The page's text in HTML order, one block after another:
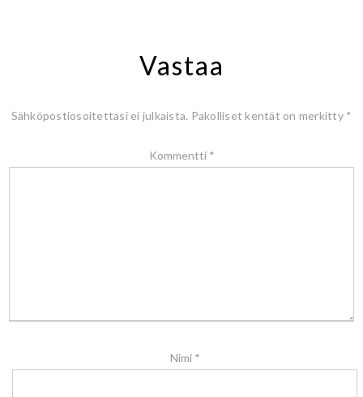
Vastaa
Sähköpostiosoitettasi ei julkaista. Pakolliset kentät on merkitty *
Kommentti *
Nimi *